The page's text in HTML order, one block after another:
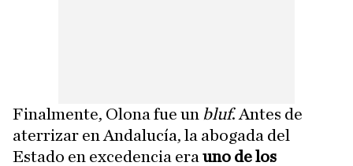
Finalmente, Olona fue un bluf. Antes de
aterrizar en Andalucía, la abogada del
Estado en excedencia era uno de los